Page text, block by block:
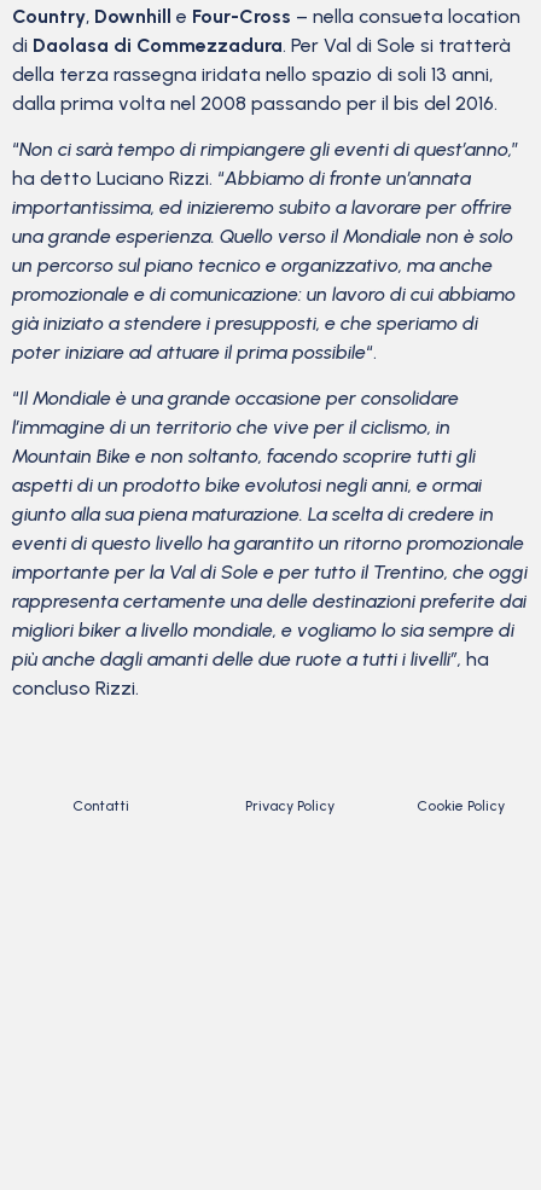
Country, Downhill e Four-Cross – nella consueta location
di Daolasa di Commezzadura. Per Val di Sole si tratterà
della terza rassegna iridata nello spazio di soli 13 anni,
dalla prima volta nel 2008 passando per il bis del 2016.
“Non ci sarà tempo di rimpiangere gli eventi di quest’anno,”
ha detto Luciano Rizzi. “Abbiamo di fronte un’annata
importantissima, ed inizieremo subito a lavorare per offrire
una grande esperienza. Quello verso il Mondiale non è solo
un percorso sul piano tecnico e organizzativo, ma anche
promozionale e di comunicazione: un lavoro di cui abbiamo
già iniziato a stendere i presupposti, e che speriamo di
poter iniziare ad attuare il prima possibile“.
“Il Mondiale è una grande occasione per consolidare
l’immagine di un territorio che vive per il ciclismo, in
Mountain Bike e non soltanto, facendo scoprire tutti gli
aspetti di un prodotto bike evolutosi negli anni, e ormai
giunto alla sua piena maturazione. La scelta di credere in
eventi di questo livello ha garantito un ritorno promozionale
importante per la Val di Sole e per tutto il Trentino, che oggi
rappresenta certamente una delle destinazioni preferite dai
migliori biker a livello mondiale, e vogliamo lo sia sempre di
più anche dagli amanti delle due ruote a tutti i livelli”, ha
concluso Rizzi.
Contatti Privacy Policy Cookie Policy